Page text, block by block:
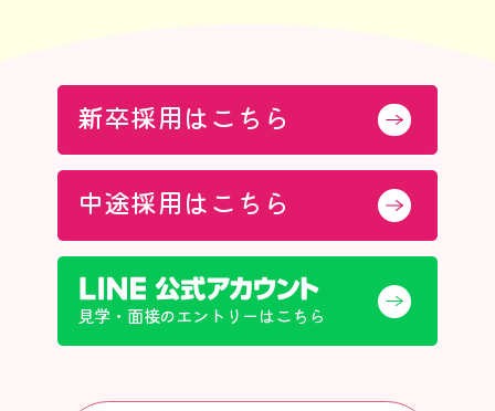
新卒採用はこちら
中途採用はこちら
見学・面接のエントリーはこちら